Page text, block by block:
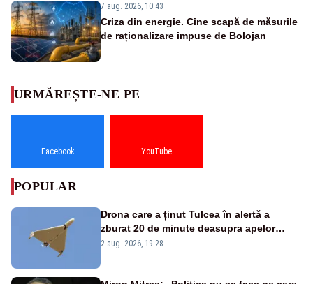
7 aug. 2026, 10:43
Criza din energie. Cine scapă de măsurile
de raționalizare impuse de Bolojan
URMĂREȘTE-NE PE
Facebook YouTube
POPULAR
Drona care a ținut Tulcea în alertă a
zburat 20 de minute deasupra apelor
României. Au fost ridicate două F-16
2 aug. 2026, 19:28